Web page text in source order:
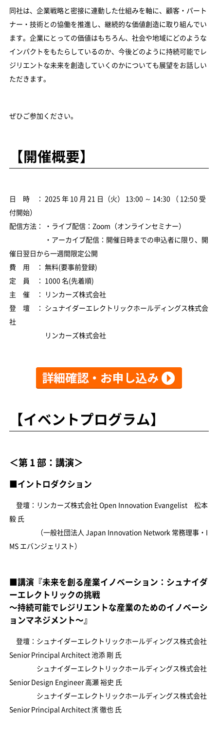
同社は、企業戦略と密接に連動した仕組みを軸に、顧客・パート
ナー・技術との協働を推進し、継続的な価値創造に取り組んでい
ます。企業にとっての価値はもちろん、社会や地域にどのような
インパクトをもたらしているのか、今後どのように持続可能でレ
ジリエントな未来を創造していくのかについても展望をお話しい
ただきます。
ぜひご参加ください。
【開催概要】
日 時 ： 2025 年 10 月 21 日（火） 13:00 ～ 14:30 （ 12:50 受
付開始）
配信方法： ・ライブ配信：Zoom（オンラインセミナー）
・アーカイブ配信：開催日時までの申込者に限り、開
催日翌日から一週間限定公開
費 用 ： 無料(要事前登録)
定 員 ： 1000 名(先着順)
主 催 ： リンカーズ株式会社
登 壇 ： シュナイダーエレクトリックホールディングス株式会
社
リンカーズ株式会社
【イベントプログラム】
＜第 1 部：講演＞
■イントロダクション
登壇：リンカーズ株式会社 Open Innovation Evangelist 松本
毅 氏
（一般社団法人 Japan Innovation Network 常務理事・I
MS エバンジェリスト）
■講演『未来を創る産業イノベーション：シュナイダ
ーエレクトリックの挑戦
〜持続可能でレジリエントな産業のためのイノベーシ
ョンマネジメント〜』
登壇：シュナイダーエレクトリックホールディングス株式会社
Senior Principal Architect 池添 剛 氏
シュナイダーエレクトリックホールディングス株式会社
Senior Design Engineer 高瀬 裕史 氏
シュナイダーエレクトリックホールディングス株式会社
Senior Principal Architect 濱 徹也 氏